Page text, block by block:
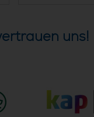
uns!